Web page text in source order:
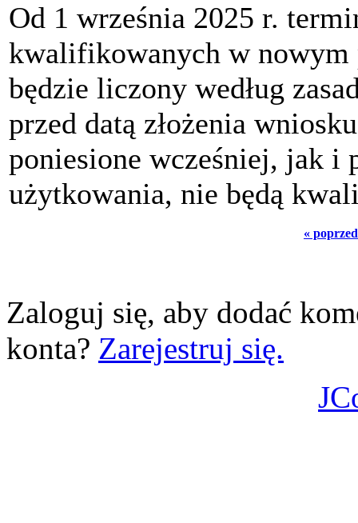
Od 1 września 2025 r.
kwalifikowanych w nowym
będzie liczony według
przed datą złożenia
poniesione wcześniej, jak i
użytkowania, nie będą
«
Zaloguj się, aby dodać
konta? Zarejestruj się.